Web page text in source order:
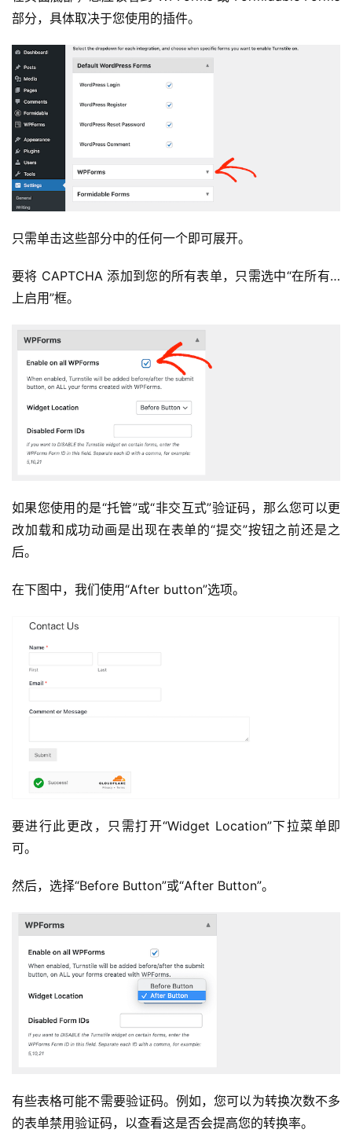
部分，具体取决于您使用的插件。
只需单击这些部分中的任何一个即可展开。
要将 CAPTCHA 添加到您的所有表单，只需选中“在所有…
上启用”框。
如果您使用的是“托管”或“非交互式”验证码，那么您可以更
改加载和成功动画是出现在表单的“提交”按钮之前还是之
后。
在下图中，我们使用“After button”选项。
要进行此更改，只需打开“Widget Location”下拉菜单即
可。
然后，选择“Before Button”或“After Button”。
有些表格可能不需要验证码。例如，您可以为转换次数不多
的表单禁用验证码，以查看这是否会提高您的转换率。